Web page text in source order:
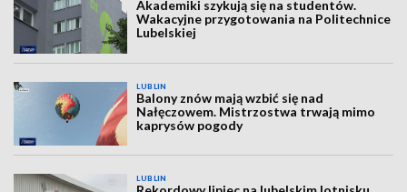
Akademiki szykują się na studentów.
Wakacyjne przygotowania na Politechnice
Lubelskiej
LUBLIN
Balony znów mają wzbić się nad
Nałęczowem. Mistrzostwa trwają mimo
kaprysów pogody
LUBLIN